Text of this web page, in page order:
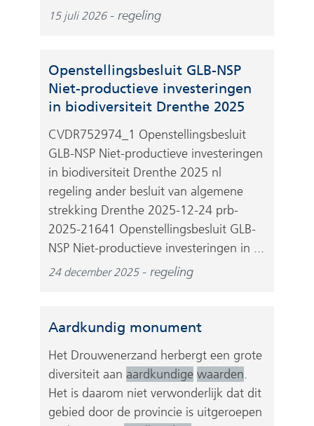
e
b
15 juli 2026 regeling
Openstellingsbesluit GLB-NSP
Niet-productieve investeringen
in biodiversiteit Drenthe 2025(
e
r
s
t
e
n
a
n
CVDR752974_1 Openstellingsbesluit
GLB-NSP Niet-productieve investeringen
in biodiversiteit Drenthe 2025 nl
regeling ander besluit van algemene
strekking Drenthe 2025-12-24 prb-
2025-21641 Openstellingsbesluit GLB-
NSP Niet-productieve investeringen in ...
24 december 2025 regeling
Aardkundig monument
Het Drouwenerzand herbergt een grote
diversiteit aan aardkundige waarden.
Het is daarom niet verwonderlijk dat dit
gebied door de provincie is uitgeroepen